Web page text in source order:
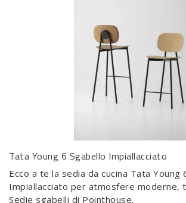
Tata Young 6 Sgabello Impiallacciato
Ecco a te la sedia da cucina Tata Young
Impiallacciato per atmosfere moderne,
Sedie sgabelli di Pointhouse.